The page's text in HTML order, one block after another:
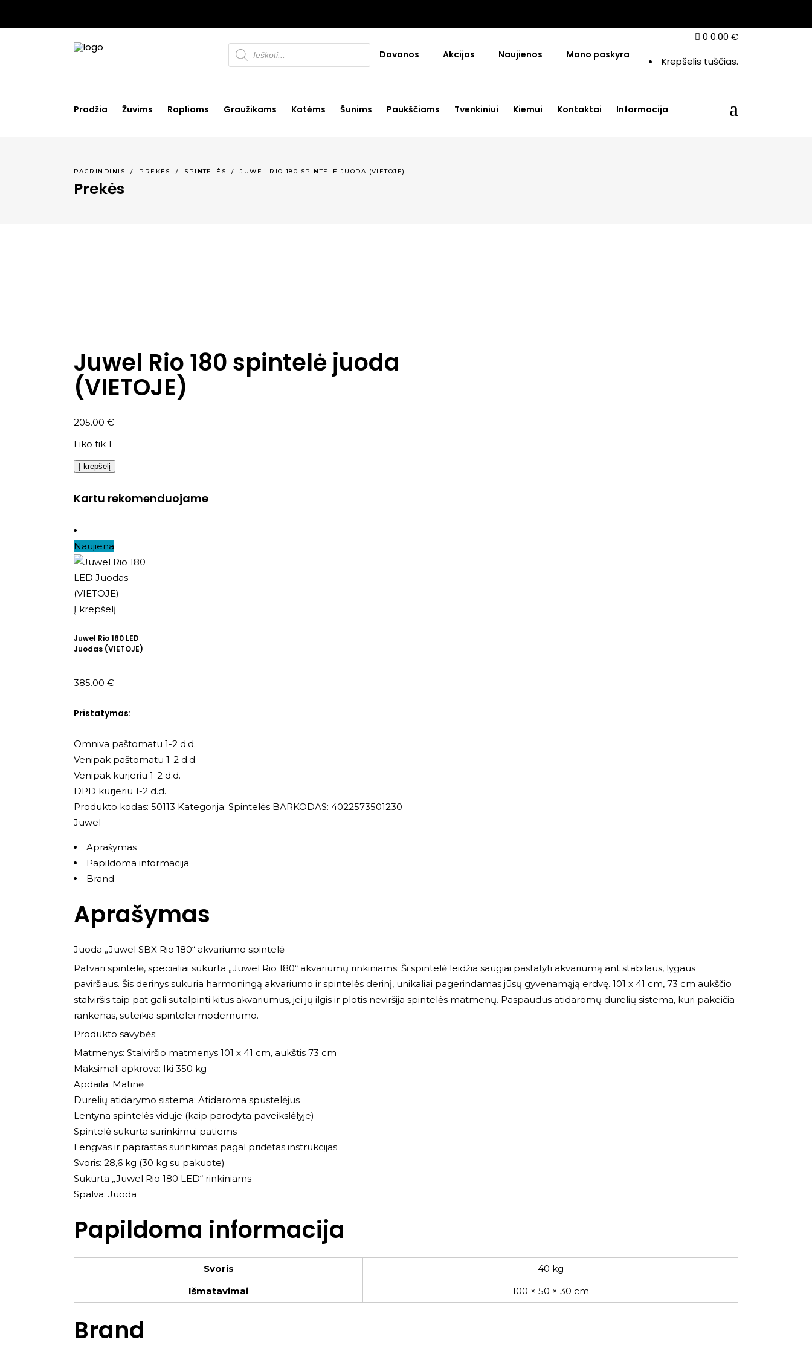
Products
search Dovanos Akcijos Naujienos Mano paskyra
0 0.00 €
Krepšelis tuščias.
Pradžia Žuvims Ropliams Graužikams Katėms Šunims Paukščiams Tvenkiniui Kiemui Kontaktai Informacija
PAGRINDINIS / PREKĖS / SPINTELĖS /JUWEL RIO 180 SPINTELĖ JUODA (VIETOJE)
Prekės
Juwel Rio 180 spintelė juoda
(VIETOJE)
205.00 €
Liko tik 1
Į krepšelį
Kartu rekomenduojame
Naujiena
Į krepšelį
Juwel Rio 180 LED
Juodas (VIETOJE)
385.00 €
Pristatymas:
Omniva paštomatu 1-2 d.d.
Venipak paštomatu 1-2 d.d.
Venipak kurjeriu 1-2 d.d.
DPD kurjeriu 1-2 d.d.
Produkto kodas: 50113 Kategorija: Spintelės BARKODAS: 4022573501230
Juwel
Aprašymas
Papildoma informacija
Brand
Aprašymas
Juoda „Juwel SBX Rio 180“ akvariumo spintelė
Patvari spintelė, specialiai sukurta „Juwel Rio 180“ akvariumų rinkiniams. Ši spintelė leidžia saugiai pastatyti akvariumą ant stabilaus, lygaus
paviršiaus. Šis derinys sukuria harmoningą akvariumo ir spintelės derinį, unikaliai pagerindamas jūsų gyvenamąją erdvę. 101 x 41 cm, 73 cm aukščio
stalviršis taip pat gali sutalpinti kitus akvariumus, jei jų ilgis ir plotis neviršija spintelės matmenų. Paspaudus atidaromų durelių sistema, kuri pakeičia
rankenas, suteikia spintelei modernumo.
Produkto savybės:
Matmenys: Stalviršio matmenys 101 x 41 cm, aukštis 73 cm
Maksimali apkrova: Iki 350 kg
Apdaila: Matinė
Durelių atidarymo sistema: Atidaroma spustelėjus
Lentyna spintelės viduje (kaip parodyta paveikslėlyje)
Spintelė sukurta surinkimui patiems
Lengvas ir paprastas surinkimas pagal pridėtas instrukcijas
Svoris: 28,6 kg (30 kg su pakuote)
Sukurta „Juwel Rio 180 LED“ rinkiniams
Spalva: Juoda
Papildoma informacija
Svoris
40 kg
Išmatavimai
100 × 50 × 30 cm
Brand